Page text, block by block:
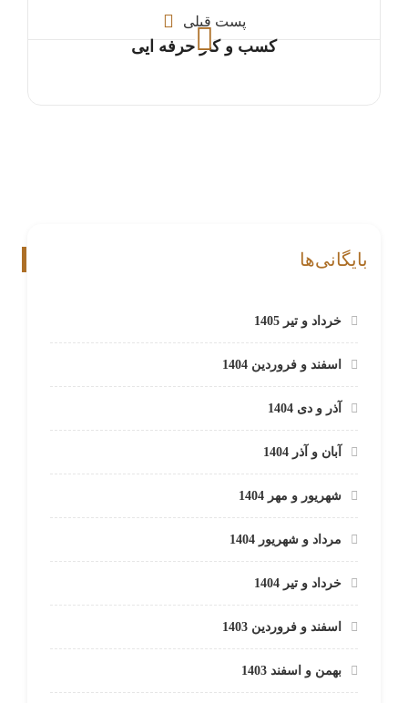
پست قبلی
کسب و کار حرفه ایی
بایگانی‌ها
خرداد و تیر 1405
اسفند و فروردین 1404
آذر و دی 1404
آبان و آذر 1404
شهریور و مهر 1404
مرداد و شهریور 1404
خرداد و تیر 1404
اسفند و فروردین 1403
بهمن و اسفند 1403